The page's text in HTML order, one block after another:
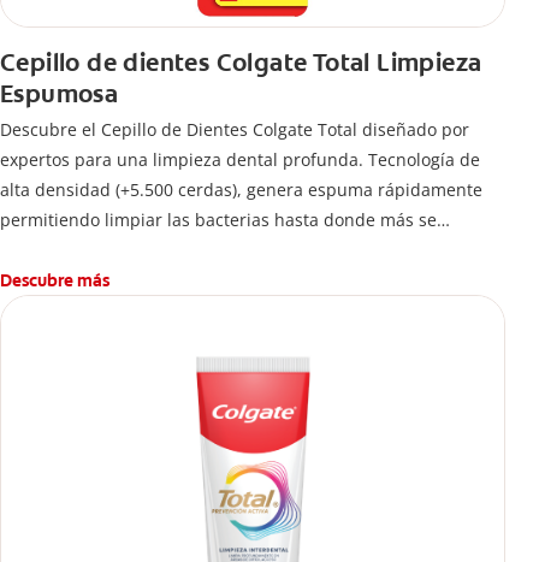
Cepillo de dientes Colgate Total Limpieza
Espumosa
Descubre el Cepillo de Dientes Colgate Total diseñado por
expertos para una limpieza dental profunda. Tecnología de
alta densidad (+5.500 cerdas), genera espuma rápidamente
permitiendo limpiar las bacterias hasta donde más se
Descubre más